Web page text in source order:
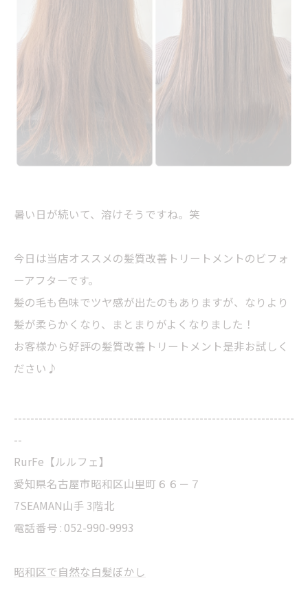
暑い日が続いて、溶けそうですね。笑
今日は当店オススメの髪質改善トリートメントのビフォ
ーアフターです。
髪の毛も色味でツヤ感が出たのもありますが、なりより
髪が柔らかくなり、まとまりがよくなりました！
お客様から好評の髪質改善トリートメント是非お試しく
ださい♪
--------------------------------------------------------------------
--
RurFe【ルルフェ】
愛知県名古屋市昭和区山里町６６－７
7SEAMAN山手 3階北
電話番号 : 052-990-9993
昭和区で自然な白髪ぼかし